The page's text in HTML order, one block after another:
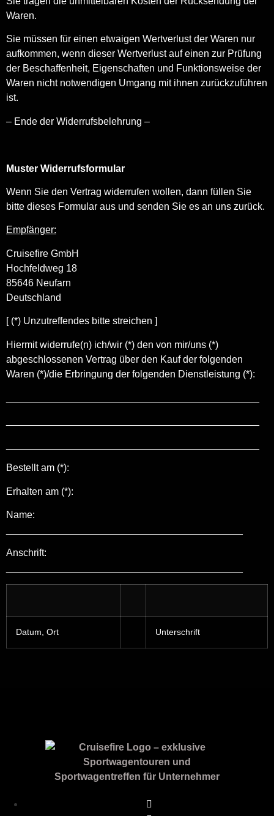
Waren.
Sie müssen für einen etwaigen Wertverlust der Waren nur
aufkommen, wenn dieser Wertverlust auf einen zur Prüfung
der Beschaffenheit, Eigenschaften und Funktionsweise der
Waren nicht notwendigen Umgang mit ihnen zurückzuführen
ist.
– Ende der Widerrufsbelehrung –
Muster Widerrufsformular
Wenn Sie den Vertrag widerrufen wollen, dann füllen Sie
bitte dieses Formular aus und senden Sie es an uns zurück.
Empfänger:
Cruisefire GmbH
Hochfeldweg 18
85646 Neufarn
Deutschland
[ (*) Unzutreffendes bitte streichen ]
Hiermit widerrufe(n) ich/wir (*) den von mir/uns (*)
abgeschlossenen Vertrag über den Kauf der folgenden
Waren (*)/die Erbringung der folgenden Dienstleistung (*):
Bestellt am (*):
Erhalten am (*):
Name:
Anschrift:
Datum, Ort Unterschrift